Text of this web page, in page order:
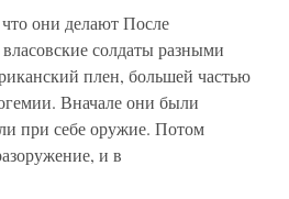
они делают После
солдаты разными
плен, большей частью
Вначале они были
при себе оружие. Потом
и в